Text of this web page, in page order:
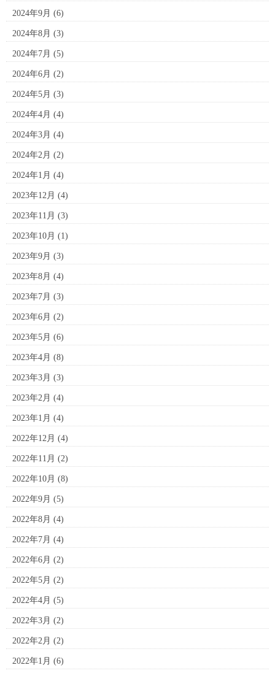
2024年9月 (6)
2024年8月 (3)
2024年7月 (5)
2024年6月 (2)
2024年5月 (3)
2024年4月 (4)
2024年3月 (4)
2024年2月 (2)
2024年1月 (4)
2023年12月 (4)
2023年11月 (3)
2023年10月 (1)
2023年9月 (3)
2023年8月 (4)
2023年7月 (3)
2023年6月 (2)
2023年5月 (6)
2023年4月 (8)
2023年3月 (3)
2023年2月 (4)
2023年1月 (4)
2022年12月 (4)
2022年11月 (2)
2022年10月 (8)
2022年9月 (5)
2022年8月 (4)
2022年7月 (4)
2022年6月 (2)
2022年5月 (2)
2022年4月 (5)
2022年3月 (2)
2022年2月 (2)
2022年1月 (6)